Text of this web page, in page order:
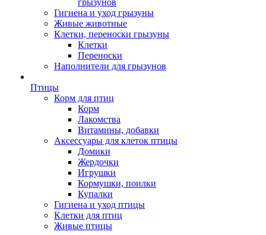
грызунов
Гигиена и уход грызуны
Живые животные
Клетки, переноски грызуны
Клетки
Переноски
Наполнители для грызунов
Птицы
Корм для птиц
Корм
Лакомства
Витамины, добавки
Аксессуары для клеток птицы
Домики
Жердочки
Игрушки
Кормушки, поилки
Купалки
Гигиена и уход птицы
Клетки для птиц
Живые птицы